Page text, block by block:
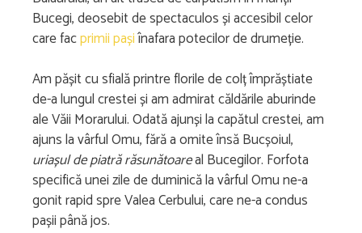
Bucegi, deosebit de spectaculos și accesibil celor
care facprimii pașiînafara potecilor de drumeție.
Am pășit cu sfială printre florile de colț împrăștiate
de-a lungul crestei și am admirat căldările aburinde
ale Văii Morarului. Odată ajunși la capătul crestei, am
ajuns la vârful Omu, fără a omite însă Bucșoiul,
uriașul de piatră răsunătoareal Bucegilor. Forfota
specifică unei zile de duminică la vârful Omu ne-a
gonit rapid spre Valea Cerbului, care ne-a condus
pașii până jos.